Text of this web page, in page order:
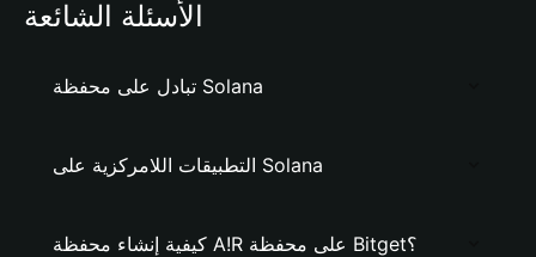
الأسئلة الشائعة
تبادل على محفظة Solana
التطبيقات اللامركزية على Solana
كيفية إنشاء محفظة A!R على محفظة Bitget؟